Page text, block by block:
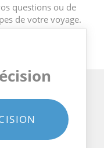
questions ou de
de votre voyage.